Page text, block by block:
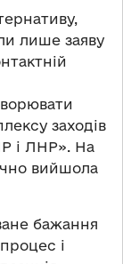
лише заяву
заходів
і ЛНР». На
вийшола
бажання
і